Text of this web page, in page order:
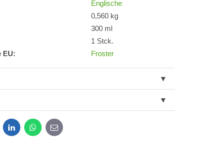
Englische
0,560 kg
300 ml
1 Stck.
EU:
Froster
LinkedInWhatsApp
E-
mail